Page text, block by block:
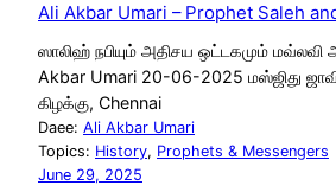
Ali Akbar Umari – Prophet Saleh
ஸாலிஹ் நபியும் அதிசய ஒட்டகமும் மவ்லவி
Akbar Umari 20-06-2025 மஸ்ஜிது
கிழக்கு, Chennai
Daee: Ali Akbar Umari
Topics: History, Prophets & Messengers
June 29, 2025